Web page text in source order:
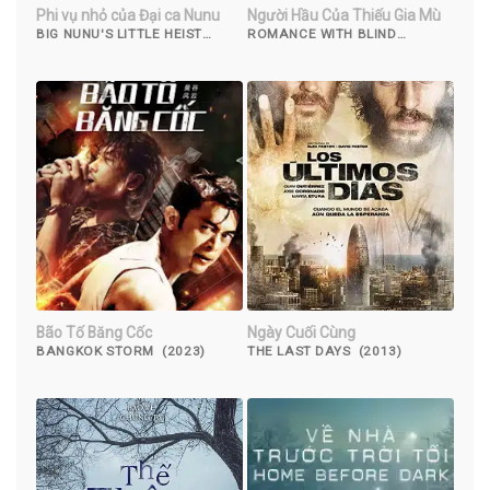
Phi vụ nhỏ của Đại ca Nunu
BIG NUNU'S LITTLE HEIST
Người Hầu Của Thiếu Gia Mù
ROMANCE WITH BLIND
Bão Tố Băng Cốc
BANGKOK STORM (2023)
Ngày Cuối Cùng
THE LAST DAYS (2013)